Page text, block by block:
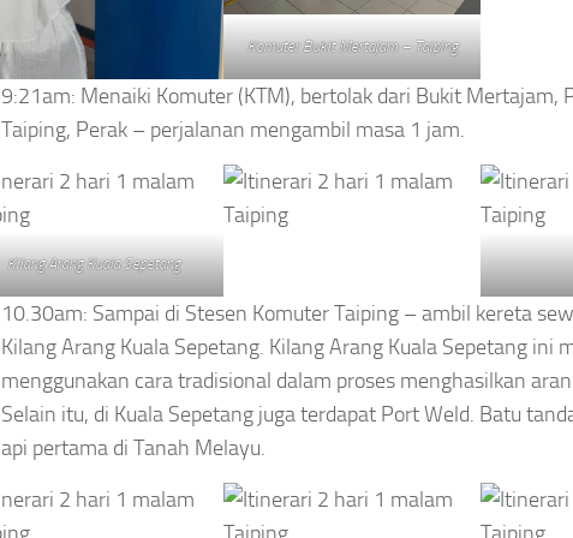
Komuter Bukit Mertajam – Taiping
9:21am: Menaiki Komuter (KTM), bertolak dari Bukit Mertajam,
Taiping, Perak – perjalanan mengambil masa 1 jam.
Kilang Arang Kuala Sepetang
10.30am: Sampai di Stesen Komuter Taiping – ambil kereta
Kilang Arang Kuala Sepetang. Kilang Arang Kuala Sepetang ini
menggunakan cara tradisional dalam proses menghasilkan
Selain itu, di Kuala Sepetang juga terdapat Port Weld. Batu
api pertama di Tanah Melayu.